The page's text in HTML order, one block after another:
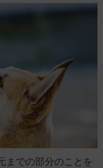
までの部分のことを